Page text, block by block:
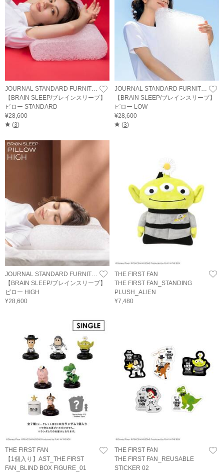
JOURNAL STANDARD FURNITURE
【BRAIN SLEEP/ブレインスリープ】
ピロー STANDARD
¥28,600
(3)
JOURNAL STANDARD FURNITURE
【BRAIN SLEEP/ブレインスリープ】
ピロー LOW
¥28,600
(3)
【BRAIN SLEEP/ブレインスリープ】
ピロー HIGH
¥28,600
THE FIRST FAN
THE FIRST FAN_STANDING
PLUSH_ALIEN
¥7,480
THE FIRST FAN
【1個入り】AST_THE FIRST
FAN_BLIND BOX FIGURE_01
THE FIRST FAN
THE FIRST FAN_REUSABLE
STICKER 02